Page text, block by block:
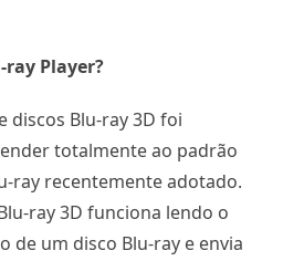
ray Player?
discos Blu-ray 3D foi
totalmente ao padrão
ray recentemente adotado.
ray 3D funciona lendo o
de um disco Blu-ray e envia